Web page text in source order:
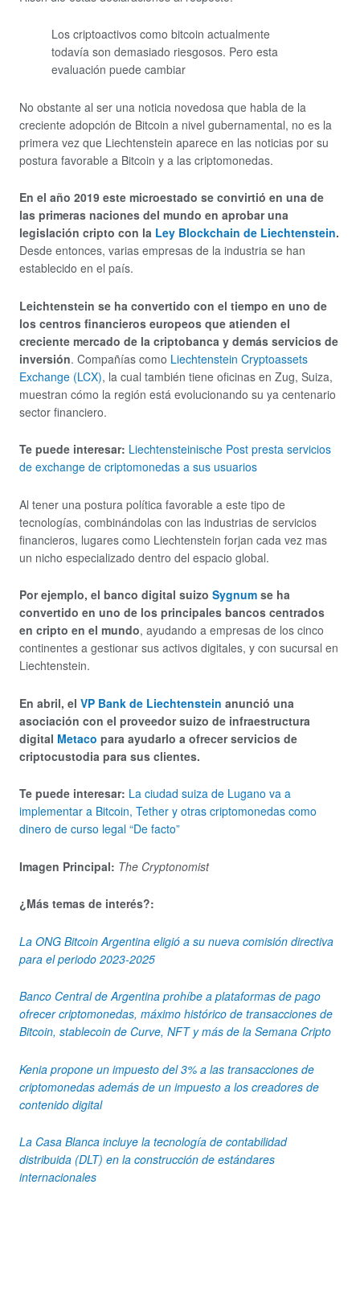
Los criptoactivos como bitcoin actualmente
todavía son demasiado riesgosos. Pero esta
evaluación puede cambiar
No obstante al ser una noticia novedosa que habla de la
creciente adopción de Bitcoin a nivel gubernamental, no es la
primera vez que Liechtenstein aparece en las noticias por su
postura favorable a Bitcoin y a las criptomonedas.
En el año 2019 este microestado se convirtió en una de
las primeras naciones del mundo en aprobar una
legislación cripto con la Ley Blockchain de Liechtenstein.
Desde entonces, varias empresas de la industria se han
establecido en el país.
Leichtenstein se ha convertido con el tiempo en uno de
los centros financieros europeos que atienden el
creciente mercado de la criptobanca y demás servicios de
inversión. Compañías como Liechtenstein Cryptoassets
Exchange (LCX), la cual también tiene oficinas en Zug, Suiza,
muestran cómo la región está evolucionando su ya centenario
sector financiero.
Te puede interesar: Liechtensteinische Post presta servicios
de exchange de criptomonedas a sus usuarios
Al tener una postura política favorable a este tipo de
tecnologías, combinándolas con las industrias de servicios
financieros, lugares como Liechtenstein forjan cada vez mas
un nicho especializado dentro del espacio global.
Por ejemplo, el banco digital suizo Sygnum se ha
convertido en uno de los principales bancos centrados
en cripto en el mundo, ayudando a empresas de los cinco
continentes a gestionar sus activos digitales, y con sucursal en
Liechtenstein.
En abril, el VP Bank de Liechtenstein anunció una
asociación con el proveedor suizo de infraestructura
digital Metaco para ayudarlo a ofrecer servicios de
criptocustodia para sus clientes.
Te puede interesar: La ciudad suiza de Lugano va a
implementar a Bitcoin, Tether y otras criptomonedas como
dinero de curso legal “De facto”
Imagen Principal: The Cryptonomist
¿Más temas de interés?:
La ONG Bitcoin Argentina eligió a su nueva comisión directiva
para el periodo 2023-2025
Banco Central de Argentina prohíbe a plataformas de pago
ofrecer criptomonedas, máximo histórico de transacciones de
Bitcoin, stablecoin de Curve, NFT y más de la Semana Cripto
Kenia propone un impuesto del 3% a las transacciones de
criptomonedas además de un impuesto a los creadores de
contenido digital
La Casa Blanca incluye la tecnología de contabilidad
distribuida (DLT) en la construcción de estándares
internacionales